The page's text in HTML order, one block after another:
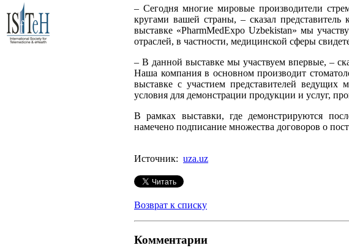
– Сегодня многие мировые производители
кругами вашей страны, – сказал
выставке «PharmMedExpo Uzbekistаn» мы
отраслей, в частности, медицинской сферы
– В данной выставке мы участвуем впервые, –
Наша компания в основном производит
выставке с участием представителей
условия для демонстрации продукции и услуг,
В рамках выставки, где демонстрируются
намечено подписание множества договоров о
Источник: uza.uz
Возврат к списку
Комментарии